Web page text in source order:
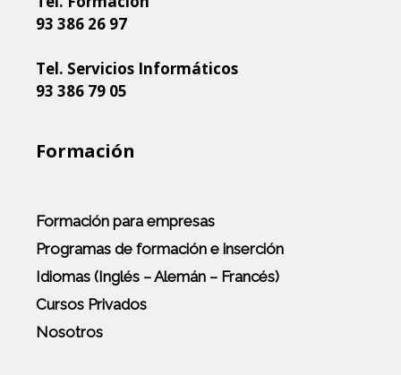
93 386 26 97
Tel. Servicios Informáticos
93 386 79 05
Formación
Formación para empresas
Programas de formación e inserción
Idiomas (Inglés – Alemán – Francés)
Cursos Privados
Nosotros